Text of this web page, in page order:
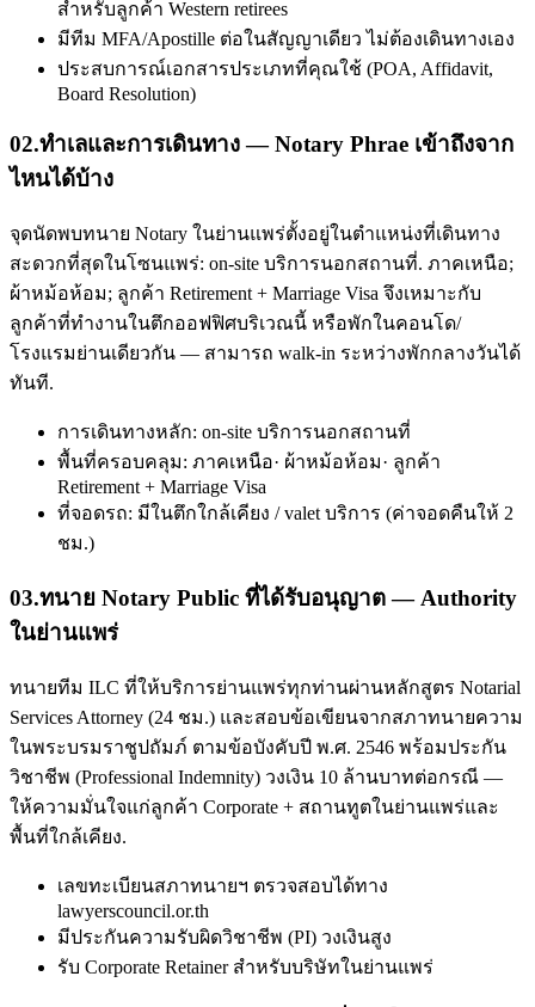
สำหรับลูกค้า Western retirees
มีทีม MFA/Apostille ต่อในสัญญาเดียว ไม่ต้องเดินทางเอง
ประสบการณ์เอกสารประเภทที่คุณใช้ (POA, Affidavit,
Board Resolution)
02.ทำเลและการเดินทาง — Notary Phrae เข้าถึงจาก
ไหนได้บ้าง
จุดนัดพบทนาย Notary ในย่านแพร่ตั้งอยู่ในตำแหน่งที่เดินทาง
สะดวกที่สุดในโซนแพร่: on-site บริการนอกสถานที่. ภาคเหนือ;
ผ้าหม้อห้อม; ลูกค้า Retirement + Marriage Visa จึงเหมาะกับ
ลูกค้าที่ทำงานในตึกออฟฟิศบริเวณนี้ หรือพักในคอนโด/
โรงแรมย่านเดียวกัน — สามารถ walk-in ระหว่างพักกลางวันได้
ทันที.
การเดินทางหลัก: on-site บริการนอกสถานที่
พื้นที่ครอบคลุม: ภาคเหนือ· ผ้าหม้อห้อม· ลูกค้า
Retirement + Marriage Visa
ที่จอดรถ: มีในตึกใกล้เคียง / valet บริการ (ค่าจอดคืนให้ 2
ชม.)
03.ทนาย Notary Public ที่ได้รับอนุญาต — Authority
ในย่านแพร่
ทนายทีม ILC ที่ให้บริการย่านแพร่ทุกท่านผ่านหลักสูตร Notarial
Services Attorney (24 ชม.) และสอบข้อเขียนจากสภาทนายความ
ในพระบรมราชูปถัมภ์ ตามข้อบังคับปี พ.ศ. 2546 พร้อมประกัน
วิชาชีพ (Professional Indemnity) วงเงิน 10 ล้านบาทต่อกรณี —
ให้ความมั่นใจแก่ลูกค้า Corporate + สถานทูตในย่านแพร่และ
พื้นที่ใกล้เคียง.
เลขทะเบียนสภาทนายฯ ตรวจสอบได้ทาง
lawyerscouncil.or.th
มีประกันความรับผิดวิชาชีพ (PI) วงเงินสูง
รับ Corporate Retainer สำหรับบริษัทในย่านแพร่